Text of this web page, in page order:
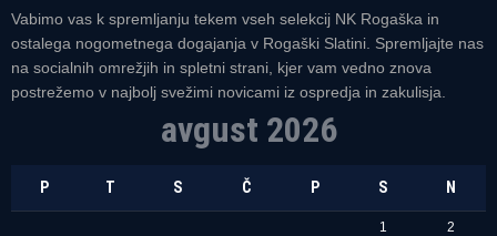
Vabimo vas k spremljanju tekem vseh selekcij NK Rogaška in
ostalega nogometnega dogajanja v Rogaški Slatini. Spremljajte nas
na socialnih omrežjih in spletni strani, kjer vam vedno znova
postrežemo v najbolj svežimi novicami iz ospredja in zakulisja.
avgust 2026
P T S Č P S N
1 2